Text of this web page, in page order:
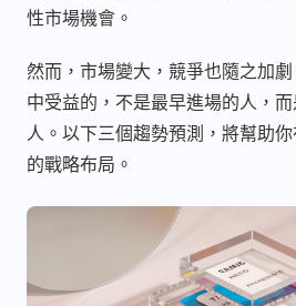
性市場機會。
然而，市場變大，競爭也隨之加
中受益的，不是最早進場的人，
人。以下三個趨勢預測，將幫助
的戰略布局。